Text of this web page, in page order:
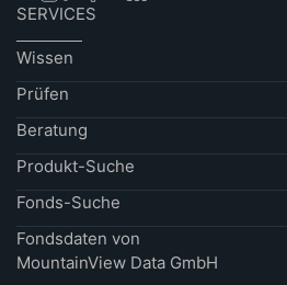
SERVICES
Wissen
Prüfen
Beratung
Produkt-Suche
Fonds-Suche
Fondsdaten von
MountainView Data GmbH